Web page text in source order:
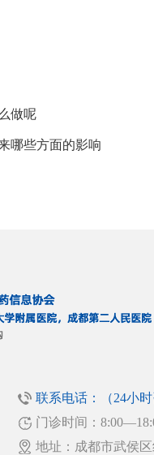
做呢
哪些方面的影响
联系电话：（24小时
门诊时间：
地址：成都市武侯